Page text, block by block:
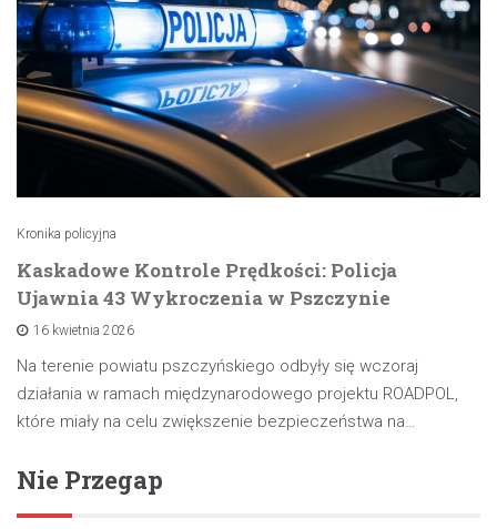
Kronika policyjna
Kaskadowe Kontrole Prędkości: Policja
Ujawnia 43 Wykroczenia w Pszczynie
16 kwietnia 2026
Na terenie powiatu pszczyńskiego odbyły się wczoraj
działania w ramach międzynarodowego projektu ROADPOL,
które miały na celu zwiększenie bezpieczeństwa na…
Nie Przegap